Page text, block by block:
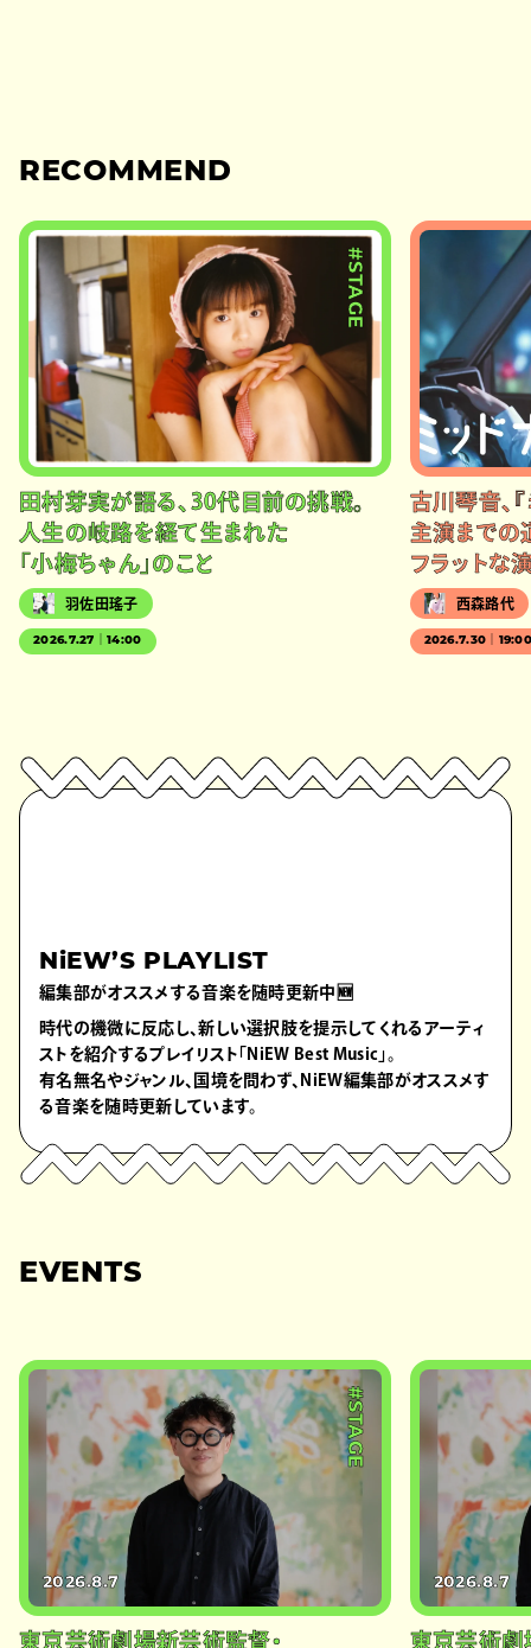
RECOMMEND
#STAGE
田村芽実が語る、30代目前の挑戦。
人生の岐路を経て生まれた
「小梅ちゃん」のこと
羽佐田瑤子
2026.7.27｜14:00
古川琴音、
主演までの
フラットな
西森路代
2026.7.30｜
NiEW’S PLAYLIST
編集部がオススメする音楽を随時更新中🆕
時代の機微に反応し、新しい選択肢を提示してくれるアーティ
ストを紹介するプレイリスト「NiEW Best Music」。
有名無名やジャンル、国境を問わず、NiEW編集部がオススメす
る音楽を随時更新しています。
EVENTS
#STAGE
2026.8.7
東京芸術劇場新芸術監督・
2026.8.7
東京芸術劇